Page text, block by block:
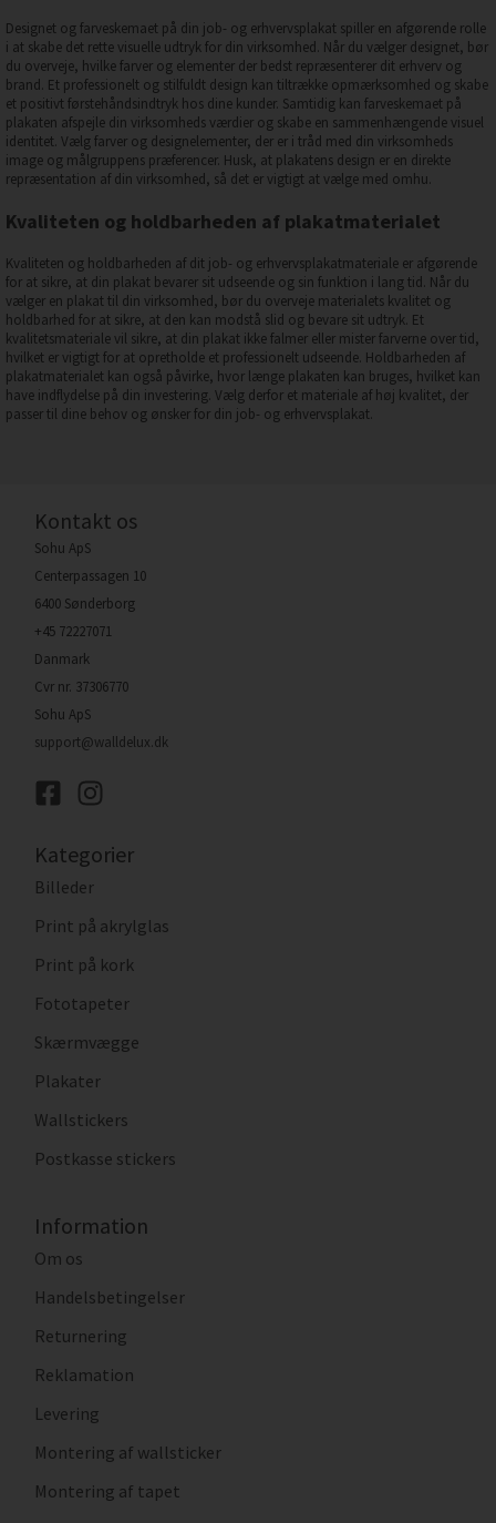
Designet og farveskemaet på din job- og erhvervsplakat spiller en afgørende rolle
i at skabe det rette visuelle udtryk for din virksomhed. Når du vælger designet, bør
du overveje, hvilke farver og elementer der bedst repræsenterer dit erhverv og
brand. Et professionelt og stilfuldt design kan tiltrække opmærksomhed og skabe
et positivt førstehåndsindtryk hos dine kunder. Samtidig kan farveskemaet på
plakaten afspejle din virksomheds værdier og skabe en sammenhængende visuel
identitet. Vælg farver og designelementer, der er i tråd med din virksomheds
image og målgruppens præferencer. Husk, at plakatens design er en direkte
repræsentation af din virksomhed, så det er vigtigt at vælge med omhu.
Kvaliteten og holdbarheden af plakatmaterialet
Kvaliteten og holdbarheden af dit job- og erhvervsplakatmateriale er afgørende
for at sikre, at din plakat bevarer sit udseende og sin funktion i lang tid. Når du
vælger en plakat til din virksomhed, bør du overveje materialets kvalitet og
holdbarhed for at sikre, at den kan modstå slid og bevare sit udtryk. Et
kvalitetsmateriale vil sikre, at din plakat ikke falmer eller mister farverne over tid,
hvilket er vigtigt for at opretholde et professionelt udseende. Holdbarheden af
plakatmaterialet kan også påvirke, hvor længe plakaten kan bruges, hvilket kan
have indflydelse på din investering. Vælg derfor et materiale af høj kvalitet, der
passer til dine behov og ønsker for din job- og erhvervsplakat.
Kontakt os
Sohu ApS
Centerpassagen 10
6400 Sønderborg
+45 72227071
Danmark
Cvr nr. 37306770
Sohu ApS
support@walldelux.dk
Kategorier
Billeder
Print på akrylglas
Print på kork
Fototapeter
Skærmvægge
Plakater
Wallstickers
Postkasse stickers
Information
Om os
Handelsbetingelser
Returnering
Reklamation
Levering
Montering af wallsticker
Montering af tapet